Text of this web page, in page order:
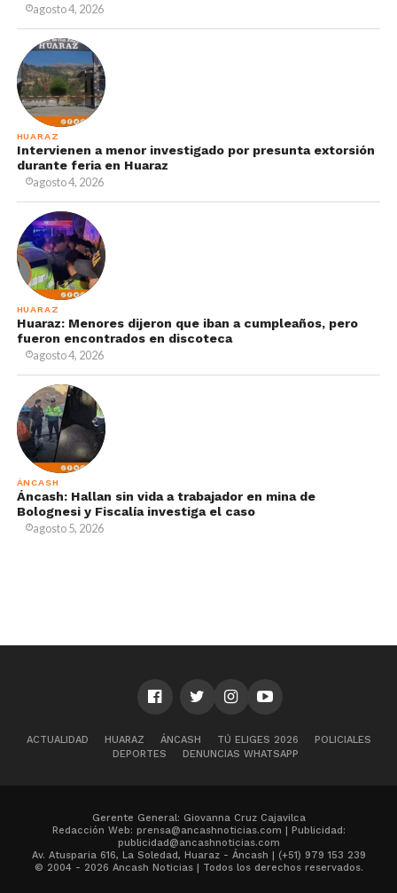
agosto 4, 2026
HUARAZ
Intervienen a menor investigado por presunta extorsión
durante feria en Huaraz
agosto 4, 2026
HUARAZ
Huaraz: Menores dijeron que iban a cumpleaños, pero
fueron encontrados en discoteca
agosto 4, 2026
ÁNCASH
Áncash: Hallan sin vida a trabajador en mina de
Bolognesi y Fiscalía investiga el caso
agosto 5, 2026
ACTUALIDAD HUARAZ ÁNCASH TÚ ELIGES 2026
POLICIALES
DEPORTES
DENUNCIAS WHATSAPP
Gerente General: Giovanna Cruz Cajavilca
Redacción Web: prensa@ancashnoticias.com | Publicidad:
publicidad@ancashnoticias.com
Av. Atusparia 616, La Soledad, Huaraz - Áncash | (+51) 979 153 239
© 2004 - 2026 Ancash Noticias | Todos los derechos reservados.